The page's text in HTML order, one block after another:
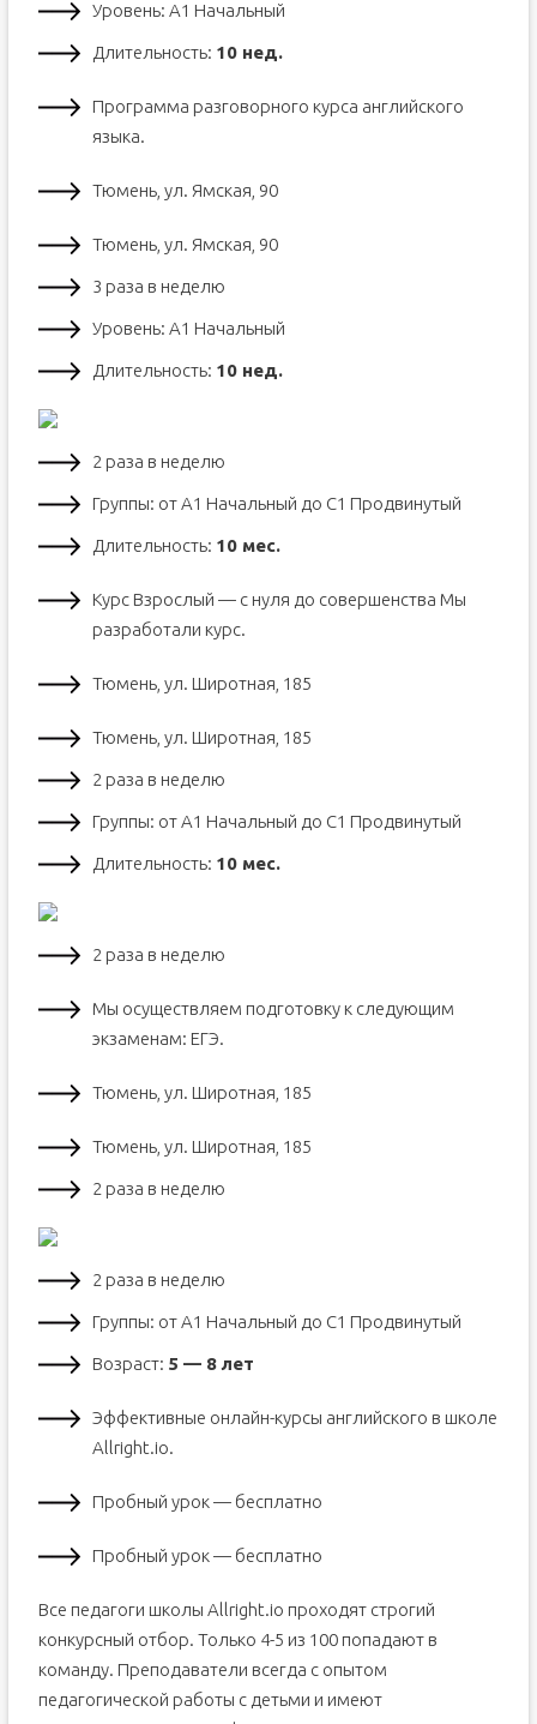
Уровень: А1 Начальный
Длительность: 10 нед.
Программа разговорного курса английского
языка.
Тюмень, ул. Ямская, 90
Тюмень, ул. Ямская, 90
3 раза в неделю
Уровень: А1 Начальный
Длительность: 10 нед.
2 раза в неделю
Группы: от А1 Начальный до С1 Продвинутый
Длительность: 10 мес.
Курс Взрослый — с нуля до совершенства Мы
разработали курс.
Тюмень, ул. Широтная, 185
Тюмень, ул. Широтная, 185
2 раза в неделю
Группы: от А1 Начальный до С1 Продвинутый
Длительность: 10 мес.
2 раза в неделю
Мы осуществляем подготовку к следующим
экзаменам: ЕГЭ.
Тюмень, ул. Широтная, 185
Тюмень, ул. Широтная, 185
2 раза в неделю
2 раза в неделю
Группы: от А1 Начальный до С1 Продвинутый
Возраст: 5 — 8 лет
Эффективные онлайн-курсы английского в школе
Allright.io.
Пробный урок — бесплатно
Пробный урок — бесплатно
Все педагоги школы Allright.io проходят строгий
конкурсный отбор. Только 4-5 из 100 попадают в
команду. Преподаватели всегда с опытом
педагогической работы с детьми и имеют